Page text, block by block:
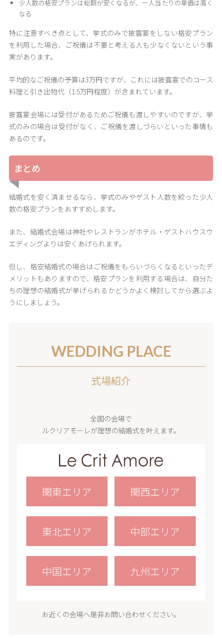
少人数の格安プランは総額が安くなるが、一人当たりの単価は高く
なる
特に注意すべき点として、挙式のみで披露宴をしない格安プラン
を利用した場合、ご祝儀は不要と考える人も少なくないという事
実があります。
平均的なご祝儀の予算は3万円ですが、これには披露宴でのコース
料理と引き出物代（1.5万円程度）が含まれています。
披露宴会場には受付があるためご祝儀も渡しやすいのですが、挙
式のみの場合は受付がなく、ご祝儀を渡しづらいといった事情も
あるのです。
まとめ
結婚式を安く済ませるなら、挙式のみやゲスト人数を絞った少人
数の格安プランをおすすめします。
また、結婚式会場は神社やレストランがホテル・ゲストハウスウ
エディングよりは安くあげられます。
但し、格安結婚式の場合はご祝儀をもらいづらくなるといったデ
メリットもありますので、格安プランを利用する場合は、自分た
ちの理想の結婚式が挙げられるかどうかよく検討してから選ぶよ
うにしましょう。
WEDDING PLACE
式場紹介
全国の会場で
ルクリアモーレが理想の結婚式を叶えます。
関東エリア 関西エリア
東北エリア 中部エリア
中国エリア 九州エリア
お近くの会場へ是非お問い合わせください。